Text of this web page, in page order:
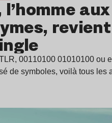
l’homme
00110100 01010100 ou
de symboles, voilà tous les